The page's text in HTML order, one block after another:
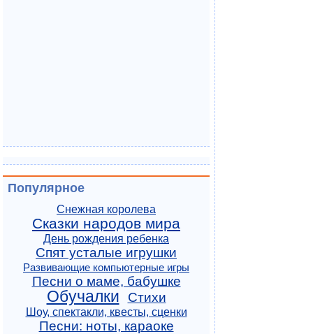
Популярное
Снежная королева
Сказки народов мира
День рождения ребенка
Спят усталые игрушки
Развивающие компьютерные игры
Песни о маме, бабушке
Обучалки Стихи
Шоу, спектакли, квесты, сценки
Песни: ноты, караоке